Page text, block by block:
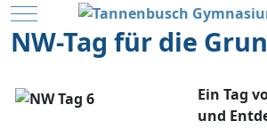
Mobile Menu Toggle
NW-Tag für die
Ein Tag
und